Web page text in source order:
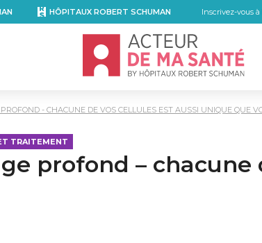
HÔPITAUX ROBERT SCHUMAN Inscrivez-vous
Accueil - Acteur de ma santé,
- CHACUNE DE VOS CELLULES EST AUSSI UNIQUE QUE
TRAITEMENT
profond – chacune
email